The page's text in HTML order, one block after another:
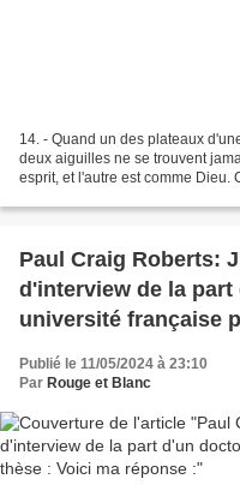
14. - Quand un des plateaux
deux aiguilles ne se trouvent
esprit, et l'autre est comme Dieu.
Paul Craig Roberts:
d'interview de la
université française
réponse :
Publié le 11/05/2024 à 23:10
Par Rouge et Blanc